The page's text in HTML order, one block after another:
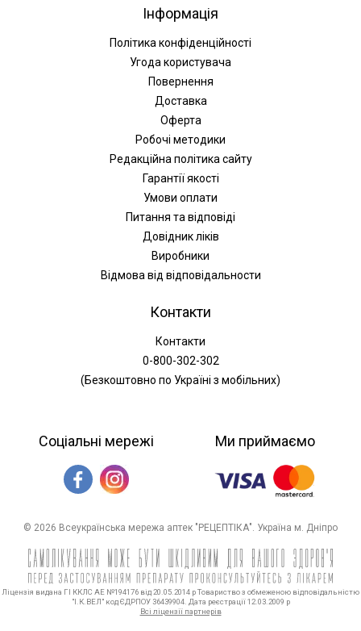
Інформація
Політика конфіденційності
Угода користувача
Повернення
Доставка
Оферта
Робочі методики
Редакційна політика сайту
Гарантії якості
Умови оплати
Питання та відповіді
Довідник ліків
Виробники
Відмова від відповідальности
Контакти
Контакти
0-800-302-302
(Безкоштовно по Україні з мобільних)
Соціальні мережі Ми приймаємо
© 2026 Всеукраїнська мережа аптек "РЕЦЕПТІКА". Україна м. Дніпро
Ліцензія видана ГІ ККЛС АЕ №194176 від 20.05.2014 р Товариство з обмеженою відповідальністю
"І.К.ВЕЛ" код ЄДРПОУ 36439904. Дата реєстрації 12.03.2009 р
Всі ліцензії партнерів